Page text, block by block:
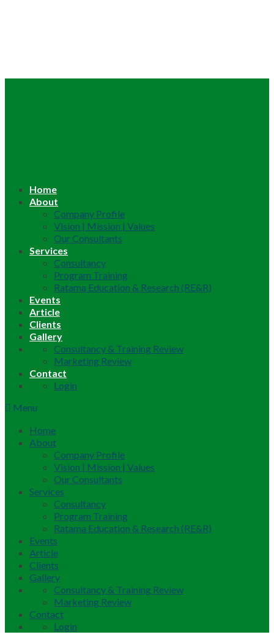
Home
About
Company Profile
Vision | Mission | Values
Our Consultants
Services
Consultancy
Program Training
Ratama Education & Research (RE&R)
Events
Article
Clients
Gallery
Consultancy & Training Review
Marketing Review
Contact
Login
Menu
Home
About
Company Profile
Vision | Mission | Values
Our Consultants
Services
Consultancy
Program Training
Ratama Education & Research (RE&R)
Events
Article
Clients
Gallery
Consultancy & Training Review
Marketing Review
Contact
Login